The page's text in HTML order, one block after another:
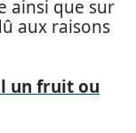
ainsi que sur
aux raisons
un fruit ou